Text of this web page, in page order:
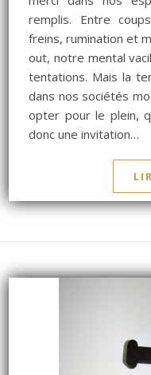
remplis. Entre
freins, rumination et
out, notre mental
tentations. Mais la
dans nos sociétés
opter pour le plein,
donc une invitation…